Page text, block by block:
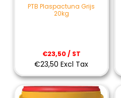
PTB Plaspactuna Grijs
20kg
€23,50 / ST
€23,50 Excl Tax